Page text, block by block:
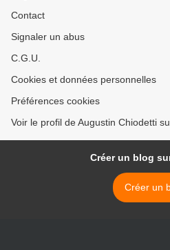
Contact
Signaler un abus
C.G.U.
Cookies et données personnelles
Préférences cookies
Voir le profil de Augustin Chiodetti
Créer un blog
Créer un